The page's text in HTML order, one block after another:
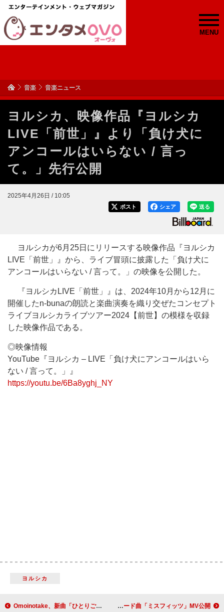
MENU
音楽 音楽ニュース
ヨルシカ、映像作品『ヨルシカ
LIVE「前世」』より「負け犬に
アンコールはいらない / 言っ
て。」先行公開
2025年4月26日 / 10:05
送る
シェア
ポスト
ヨルシカが6月25日にリリースする映像作品『ヨルシカ
LIVE「前世」』から、ライブ冒頭に披露した「負け犬に
アンコールはいらない / 言って。」の映像を公開した。
『ヨルシカLIVE「前世」』は、2024年10月から12月に
開催したn-bunaの朗読と楽曲演奏を織り交ぜたコンセプト
ライブヨルシカライブツアー2024【前世】の模様を収録
した映像作品である。
◎映像情報
YouTube『ヨルシカ – LIVE「負け犬にアンコールはいら
ない / 言って。」』
https://youtu.be/6Ba8yghj_NY
ヨルシカ
Omoinotake、新曲「ひとりごと」MV公開 ドレスコーズ、最新AL『†』よりリード曲「ミスフィッツ」MV公開